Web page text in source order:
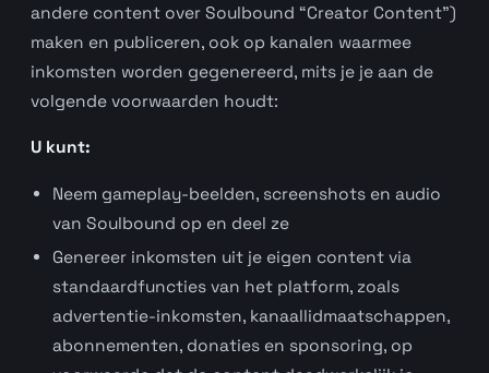
andere content over Soulbound “Creator Content”)
maken en publiceren, ook op kanalen waarmee
inkomsten worden gegenereerd, mits je je aan de
volgende voorwaarden houdt:
U kunt:
Neem gameplay-beelden, screenshots en audio
van Soulbound op en deel ze
Genereer inkomsten uit je eigen content via
standaardfuncties van het platform, zoals
advertentie-inkomsten, kanaallidmaatschappen,
abonnementen, donaties en sponsoring, op